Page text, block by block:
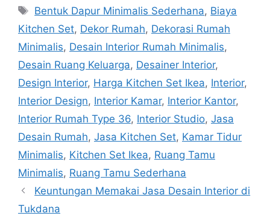
Bentuk Dapur Minimalis Sederhana, Biaya
Kitchen Set, Dekor Rumah, Dekorasi Rumah
Minimalis, Desain Interior Rumah Minimalis,
Desain Ruang Keluarga, Desainer Interior,
Design Interior, Harga Kitchen Set Ikea, Interior,
Interior Design, Interior Kamar, Interior Kantor,
Interior Rumah Type 36, Interior Studio, Jasa
Desain Rumah, Jasa Kitchen Set, Kamar Tidur
Minimalis, Kitchen Set Ikea, Ruang Tamu
Minimalis, Ruang Tamu Sederhana
Keuntungan Memakai Jasa Desain Interior di
Tukdana